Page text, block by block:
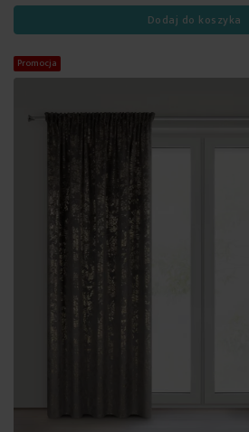
Dodaj do koszyka
Promocja